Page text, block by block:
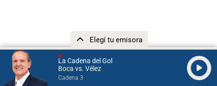
La Cadena del Gol
Boca vs. Vélez
Cadena 3
Elegí tu emisora